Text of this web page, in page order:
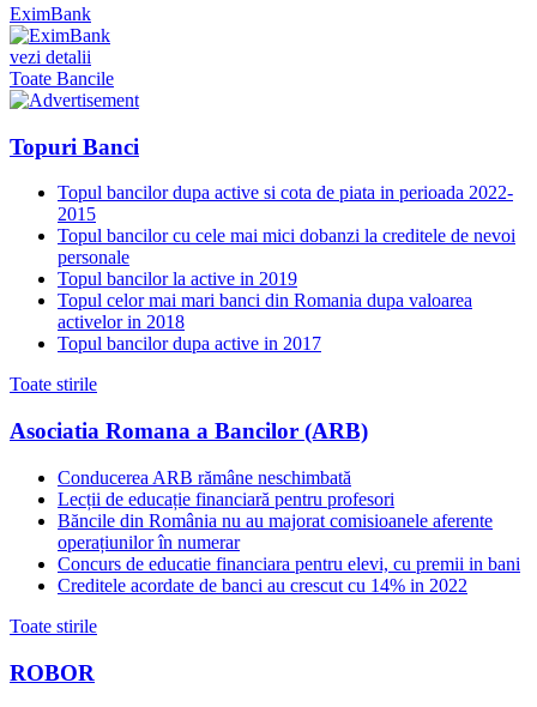
EximBank
vezi detalii
Toate Bancile
Topuri Banci
Topul bancilor dupa active si cota de piata in perioada 2022-
2015
Topul bancilor cu cele mai mici dobanzi la creditele de nevoi
personale
Topul bancilor la active in 2019
Topul celor mai mari banci din Romania dupa valoarea
activelor in 2018
Topul bancilor dupa active in 2017
Toate stirile
Asociatia Romana a Bancilor (ARB)
Conducerea ARB rămâne neschimbată
Lecții de educație financiară pentru profesori
Băncile din România nu au majorat comisioanele aferente
operațiunilor în numerar
Concurs de educatie financiara pentru elevi, cu premii in bani
Creditele acordate de banci au crescut cu 14% in 2022
Toate stirile
ROBOR